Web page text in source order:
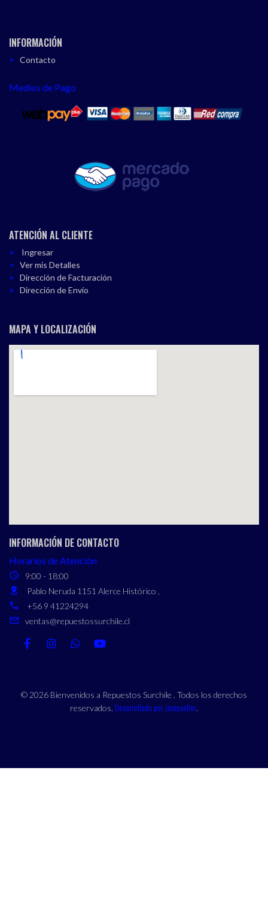
INFORMACIÓN
Contacto
Medios de Pago
ATENCIÓN AL CLIENTE
Ingresar
Ver mis Detalles
Dirección de Facturación
Dirección de Envío
MAPA Y LOCALIZACIÓN
INFORMACIÓN DE CONTACTO
Horarios de Atención
9:00 - 18:00
Pablo Neruda 1151 Alerce Histórico ,
+56 9 41224294
ventas@repuestossurchile.cl
© 2026 Bienvenidos a Repuestos Surchile . Todos los derechos
reservados. Desarrollado por Jumpseller.